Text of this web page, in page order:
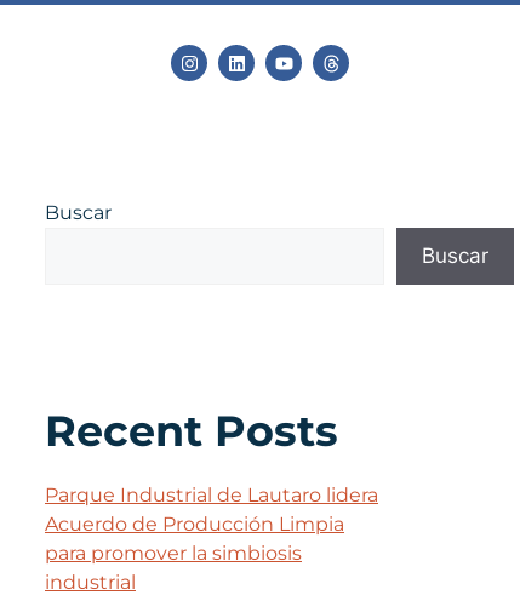
Buscar
Buscar
Recent Posts
Parque Industrial de Lautaro lidera
Acuerdo de Producción Limpia
para promover la simbiosis
industrial